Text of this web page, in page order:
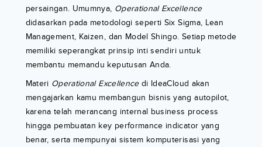
persaingan. Umumnya, Operational Excellence
didasarkan pada metodologi seperti Six Sigma, Lean
Management, Kaizen, dan Model Shingo. Setiap metode
memiliki seperangkat prinsip inti sendiri untuk
membantu memandu keputusan Anda.
Materi Operational Excellencedi IdeaCloud akan
mengajarkan kamu membangun bisnis yang autopilot,
karena telah merancang internal business process
hingga pembuatan key performance indicator yang
benar, serta mempunyai sistem komputerisasi yang